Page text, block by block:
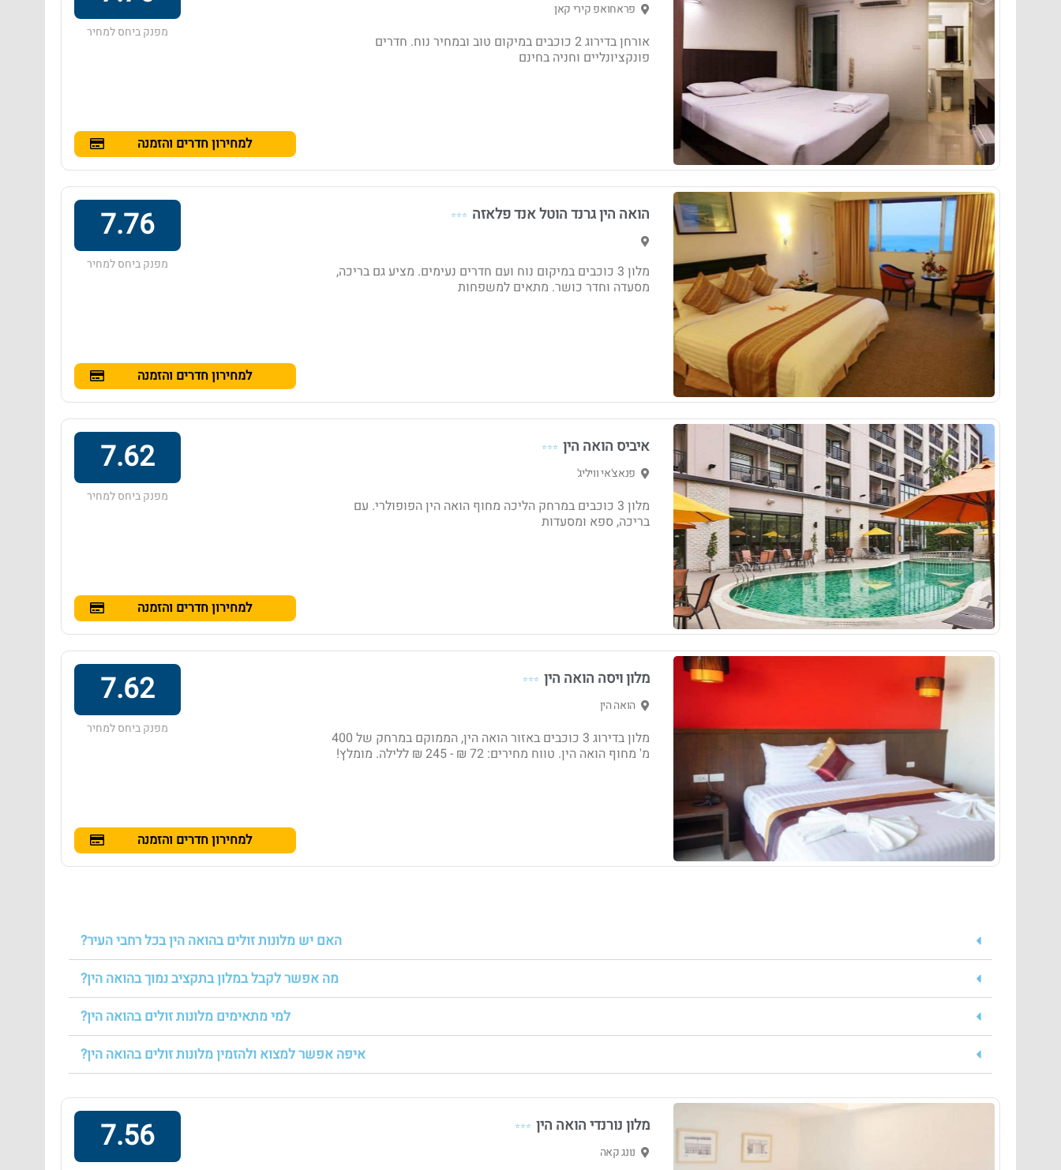
פראחואפ קירי קאן
אורחן בדירוג 2 כוכבים במיקום טוב ובמחיר נוח. חדרים
פונקציונליים וחניה בחינם
מפנק ביחס למחיר
למחירון חדרים והזמנה
הואה הין גרנד הוטל אנד פלאזה ⭐⭐⭐
מלון 3 כוכבים במיקום נוח ועם חדרים נעימים. מציע גם בריכה,
מסעדה וחדר כושר. מתאים למשפחות
7.76
מפנק ביחס למחיר
למחירון חדרים והזמנה
איביס הואה הין ⭐⭐⭐
פנאצ'אי וויליג'
מלון 3 כוכבים במרחק הליכה מחוף הואה הין הפופולרי. עם
בריכה, ספא ומסעדות
7.62
מפנק ביחס למחיר
למחירון חדרים והזמנה
מלון ויסה הואה הין ⭐⭐⭐
הואה הין
מלון בדירוג 3 כוכבים באזור הואה הין, הממוקם במרחק של 400
מ' מחוף הואה הין. טווח מחירים: 72 ₪ - ‏245 ₪ ללילה. מומלץ!
7.62
מפנק ביחס למחיר
למחירון חדרים והזמנה
האם יש מלונות זולים בהואה הין בכל רחבי העיר?
מה אפשר לקבל במלון בתקציב נמוך בהואה הין?
למי מתאימים מלונות זולים בהואה הין?
איפה אפשר למצוא ולהזמין מלונות זולים בהואה הין?
מלון נורנדי הואה הין ⭐⭐⭐
נונג קאה 7.56